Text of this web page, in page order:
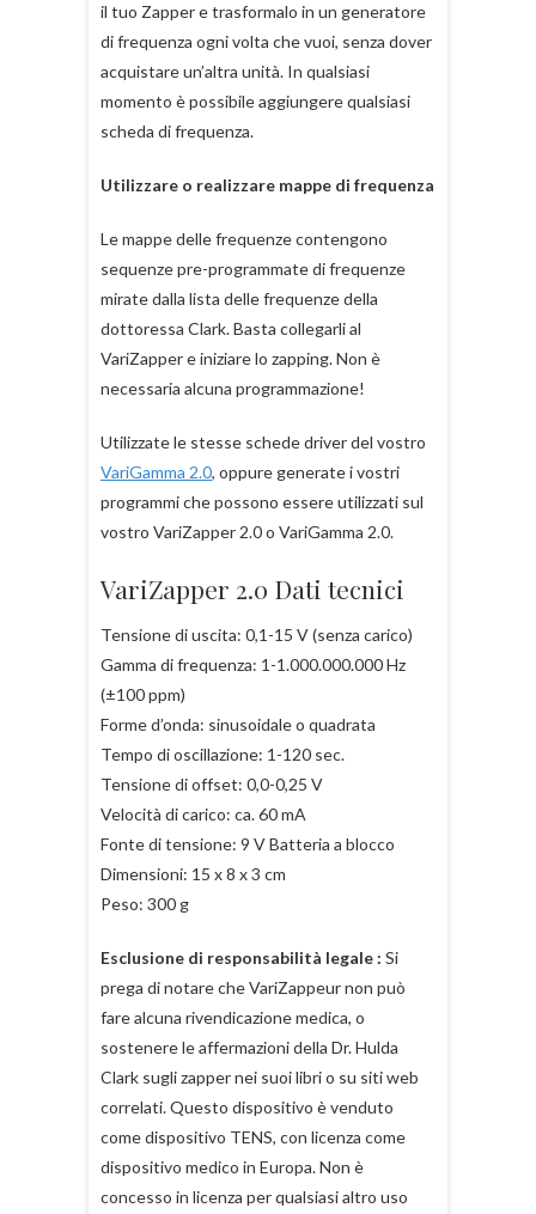
il tuo Zapper e trasformalo in un generatore
di frequenza ogni volta che vuoi, senza dover
acquistare un’altra unità. In qualsiasi
momento è possibile aggiungere qualsiasi
scheda di frequenza.
Utilizzare o realizzare mappe di frequenza
Le mappe delle frequenze contengono
sequenze pre-programmate di frequenze
mirate dalla lista delle frequenze della
dottoressa Clark. Basta collegarli al
VariZapper e iniziare lo zapping. Non è
necessaria alcuna programmazione!
Utilizzate le stesse schede driver del vostro
VariGamma 2.0, oppure generate i vostri
programmi che possono essere utilizzati sul
vostro VariZapper 2.0 o VariGamma 2.0.
VariZapper 2.0 Dati tecnici
Tensione di uscita: 0,1-15 V (senza carico)
Gamma di frequenza: 1-1.000.000.000 Hz
(±100 ppm)
Forme d’onda: sinusoidale o quadrata
Tempo di oscillazione: 1-120 sec.
Tensione di offset: 0,0-0,25 V
Velocità di carico: ca. 60 mA
Fonte di tensione: 9 V Batteria a blocco
Dimensioni: 15 x 8 x 3 cm
Peso: 300 g
Esclusione di responsabilità legale : Si
prega di notare che VariZappeur non può
fare alcuna rivendicazione medica, o
sostenere le affermazioni della Dr. Hulda
Clark sugli zapper nei suoi libri o su siti web
correlati. Questo dispositivo è venduto
come dispositivo TENS, con licenza come
dispositivo medico in Europa. Non è
concesso in licenza per qualsiasi altro uso